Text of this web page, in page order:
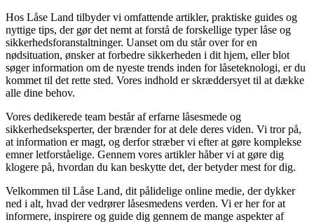
Hos Låse Land tilbyder vi omfattende artikler, praktiske guides og
nyttige tips, der gør det nemt at forstå de forskellige typer låse og
sikkerhedsforanstaltninger. Uanset om du står over for en
nødsituation, ønsker at forbedre sikkerheden i dit hjem, eller blot
søger information om de nyeste trends inden for låseteknologi, er du
kommet til det rette sted. Vores indhold er skræddersyet til at dække
alle dine behov.
Vores dedikerede team består af erfarne låsesmede og
sikkerhedseksperter, der brænder for at dele deres viden. Vi tror på,
at information er magt, og derfor stræber vi efter at gøre komplekse
emner letforståelige. Gennem vores artikler håber vi at gøre dig
klogere på, hvordan du kan beskytte det, der betyder mest for dig.
Velkommen til Låse Land, dit pålidelige online medie, der dykker
ned i alt, hvad der vedrører låsesmedens verden. Vi er her for at
informere, inspirere og guide dig gennem de mange aspekter af